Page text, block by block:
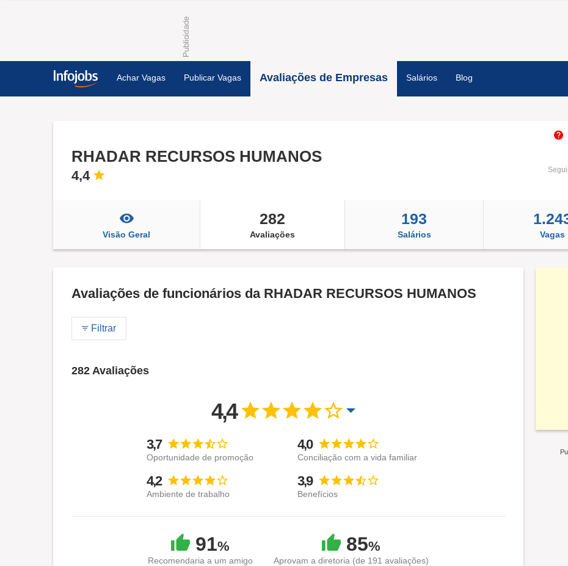
Achar Vagas Publicar Vagas Avaliações de Empresas Salários Blog
RHADAR RECURSOS HUMANOS
4,4
Visão Geral
282
Avaliações
193
Salários Vagas
Avaliações de funcionários da RHADAR RECURSOS HUMANOS
Filtrar
282 Avaliações
4,4
3,7
Oportunidade de promoção
4,0
Conciliação com a vida familiar
4,2
Ambiente de trabalho
3,9
Benefícios
91%
Recomendaria a um amigo
85%
Aprovam a diretoria (de 191 avaliações)